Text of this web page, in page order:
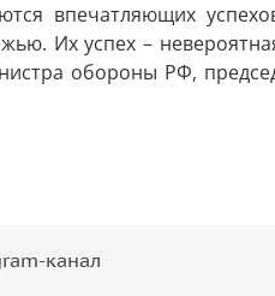
впечатляющих
Их успех –
обороны РФ,
канал